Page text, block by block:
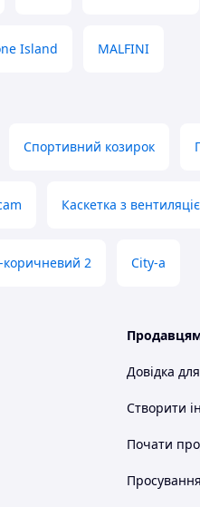
Island MALFINI
Спортивний козирок
Каскетка з
коричневий 2 City-a
Довідка
Створити
Почати